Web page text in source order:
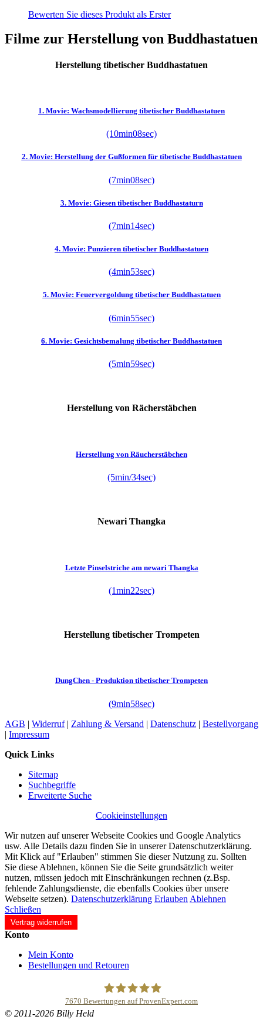
Bewerten Sie dieses Produkt als Erster
Filme zur Herstellung von Buddhastatuen
Herstellung tibetischer Buddhastatuen
1. Movie: Wachsmodellierung tibetischer Buddhastatuen
(10min08sec)
2. Movie: Herstellung der Gußformen für tibetische Buddhastatuen
(7min08sec)
3. Movie: Giesen tibetischer Buddhastaturn
(7min14sec)
4. Movie: Punzieren tibetischer Buddhastatuen
(4min53sec)
5. Movie: Feuervergoldung tibetischer Buddhastatuen
(6min55sec)
6. Movie: Gesichtsbemalung tibetischer Buddhastatuen
(5min59sec)
Herstellung von Rächerstäbchen
Herstellung von Räucherstäbchen
(5min/34sec)
Newari Thangka
Letzte Pinselstriche am newari Thangka
(1min22sec)
Herstellung tibetischer Trompeten
DungChen - Produktion tibetischer Trompeten
(9min58sec)
AGB | Widerruf| Zahlung & Versand | Datenschutz | Bestellvorgang
| Impressum
Quick Links
Sitemap
Suchbegriffe
Erweiterte Suche
Cookieinstellungen
Wir nutzen auf unserer Webseite Cookies und Google Analytics
usw. Alle Details dazu finden Sie in unserer Datenschutzerklärung.
Mit Klick auf "Erlauben" stimmen Sie dieser Nutzung zu. Sollten
Sie diese Ablehnen, können Sie die Seite grundsätzlich weiter
nutzen, müssen jedoch mit Einschränkungen rechnen (z.Bsp.
fehlende Zahlungsdienste, die ebenfalls Cookies über unsere
Webseite setzen). Datenschutzerklärung Erlauben Ablehnen
Schließen
Vertrag widerrufen
Konto
Mein Konto
Bestellungen und Retouren
7670 Bewertungen auf ProvenExpert.com
© 2011-2026 Billy Held